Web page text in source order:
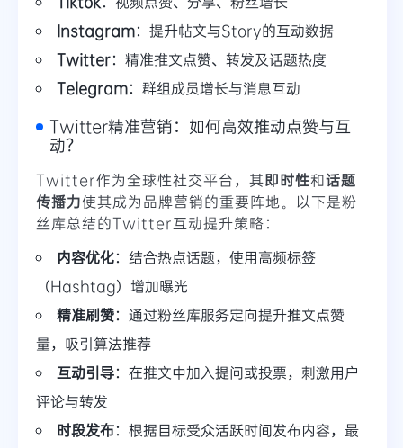
Instagram：提升帖文与Story的互动数据
Twitter：精准推文点赞、转发及话题热度
Telegram：群组成员增长与消息互动
Twitter精准营销：如何高效推动点赞与互
动？
Twitter作为全球性社交平台，其即时性和话题
传播力使其成为品牌营销的重要阵地。以下是粉
丝库总结的Twitter互动提升策略：
内容优化：结合热点话题，使用高频标签
（Hashtag）增加曝光
精准刷赞：通过粉丝库服务定向提升推文点赞
量，吸引算法推荐
互动引导：在推文中加入提问或投票，刺激用户
评论与转发
时段发布：根据目标受众活跃时间发布内容，最